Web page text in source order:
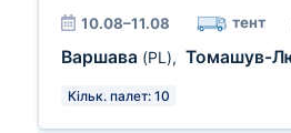
10.08–11.08 тент
Варшава (PL), Томашув-
Кільк. палет: 10